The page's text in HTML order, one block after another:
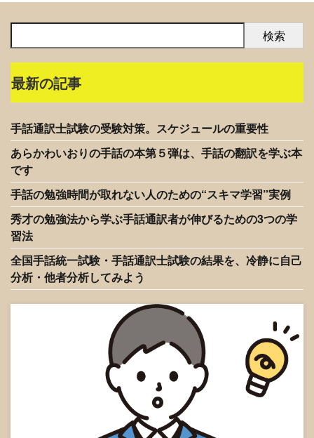
検索
最新の記事
手話通訳士試験の受験対策。スケジュールの重要性
あらかわいおりの手話の本第５弾は、手話の翻訳を学ぶ本
です
手話の勉強時間が取れない人のための“スキマ学習”実例
秀才の勉強法から学ぶ手話通訳者が伸びるための3つの学
習法
全国手話統一試験・手話通訳士試験の結果を、冷静に自己
分析・他者分析してみよう